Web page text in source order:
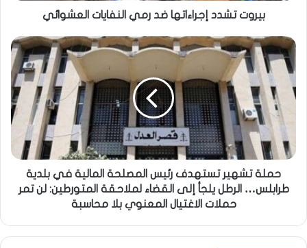
بيروت تشدد إجراءاتها ضد رمي النفايات العشوائي
حملة تشهير تستهدف رئيس المصلحة المالية في بلدية
طرابلس… الرطل يلجأ إلى القضاء لملاحقة المتورطين: لن تمر
حملات الاغتيال المعنوي بلا محاسبة